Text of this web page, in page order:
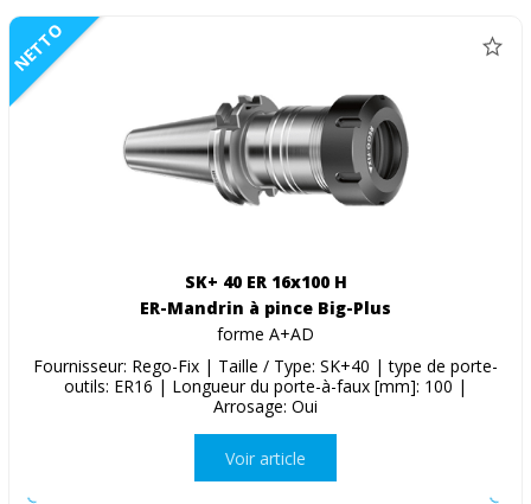
NETTO
SK+ 40 ER 16x100 H
ER-Mandrin à pince Big-Plus
forme A+AD
Fournisseur: Rego-Fix | Taille / Type: SK+40 | type de porte-
outils: ER16 | Longueur du porte-à-faux [mm]: 100 |
Arrosage: Oui
Voir article